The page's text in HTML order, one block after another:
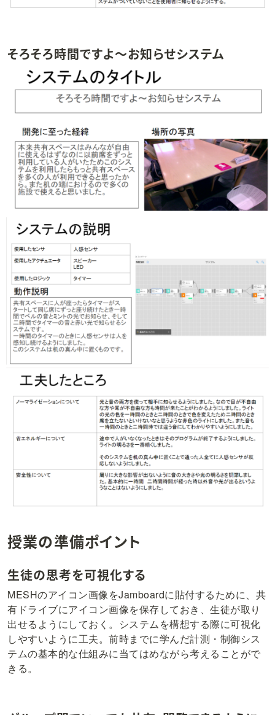
そろそろ時間ですよ～お知らせシステム
授業の準備ポイント
生徒の思考を可視化する
MESHのアイコン画像をJamboardに貼付するために、共
有ドライブにアイコン画像を保存しておき、生徒が取り
出せるようにしておく。システムを構想する際に可視化
しやすいように工夫。前時までに学んだ計測・制御シス
テムの基本的な仕組みに当てはめながら考えることがで
きる。